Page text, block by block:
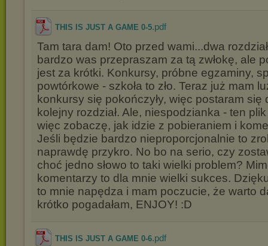
THIS IS JUST A GAME 0-5.pdf
Tam tara dam! Oto przed wami...dwa
bardzo was przepraszam za tą zwłokę, ale
jest za krótki. Konkursy, próbne egzaminy,
powtórkowe - szkoła to zło. Teraz już mam
konkursy się pokończyły, więc postaram się
kolejny rozdział. Ale, niespodzianka - ten
więc zobaczę, jak idzie z pobieraniem i
Jeśli będzie bardzo nieproporcjonalnie to
naprawdę przykro. No bo na serio, czy
choć jedno słowo to taki wielki problem?
komentarzy to dla mnie wielki sukces.
to mnie napędza i mam poczucie, że warto
krótko pogadałam, ENJOY! :D
THIS IS JUST A GAME 0-6.pdf